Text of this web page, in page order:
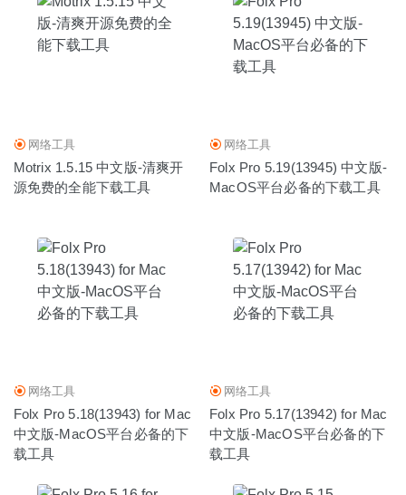
网络工具
Motrix 1.5.15 中文版-清爽开
源免费的全能下载工具
网络工具
Folx Pro 5.19(13945) 中文版-
MacOS平台必备的下载工具
网络工具
Folx Pro 5.18(13943) for Mac
中文版-MacOS平台必备的下
载工具
网络工具
Folx Pro 5.17(13942) for Mac
中文版-MacOS平台必备的下
载工具